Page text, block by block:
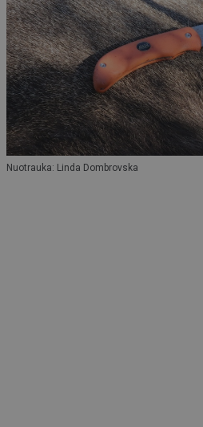
Nuotrauka: Linda Dombrovska